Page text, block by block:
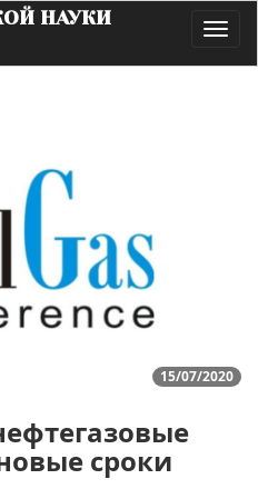
НАУКИ
15/07/2020
сроки